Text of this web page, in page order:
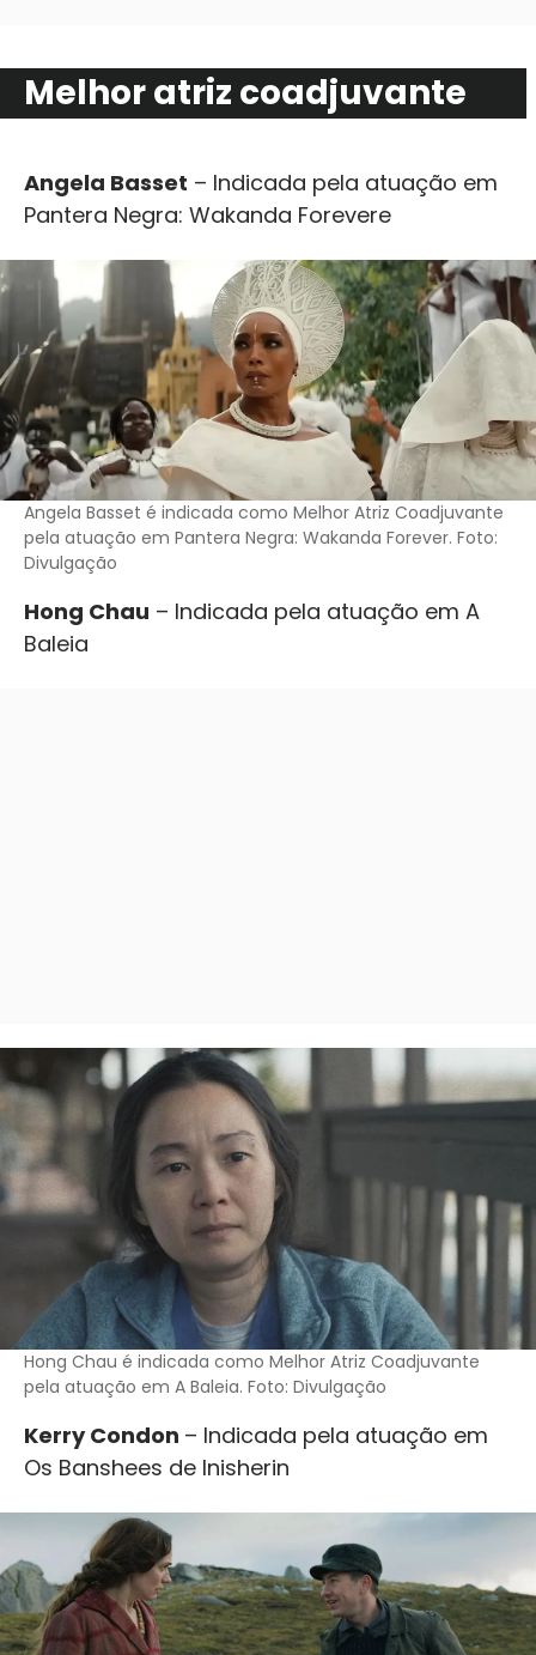
Melhor atriz coadjuvante
Angela Basset – Indicada pela atuação em
Pantera Negra: Wakanda Forevere
Angela Basset é indicada como Melhor Atriz Coadjuvante
pela atuação em Pantera Negra: Wakanda Forever. Foto:
Divulgação
Hong Chau – Indicada pela atuação em A
Baleia
Hong Chau é indicada como Melhor Atriz Coadjuvante
pela atuação em A Baleia. Foto: Divulgação
Kerry Condon – Indicada pela atuação em
Os Banshees de Inisherin